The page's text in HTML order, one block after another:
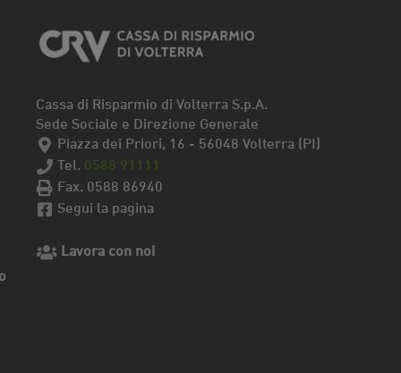
Cassa di Risparmio di Volterra S.p.A.
Sede Sociale e Direzione Generale
Piazza dei Priori, 16 - 56048 Volterra (PI)
Tel. 0588 91111
Fax. 0588 86940
Segui la pagina
Lavora con noi